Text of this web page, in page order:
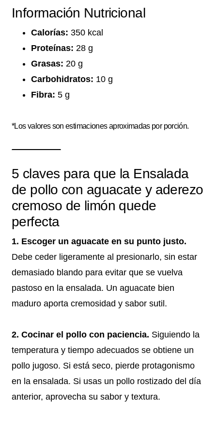
Información Nutricional
Calorías: 350 kcal
Proteínas: 28 g
Grasas: 20 g
Carbohidratos: 10 g
Fibra: 5 g
*Los valores son estimaciones aproximadas por porción.
5 claves para que la Ensalada
de pollo con aguacate y aderezo
cremoso de limón quede
perfecta
1. Escoger un aguacate en su punto justo.
Debe ceder ligeramente al presionarlo, sin estar
demasiado blando para evitar que se vuelva
pastoso en la ensalada. Un aguacate bien
maduro aporta cremosidad y sabor sutil.
2. Cocinar el pollo con paciencia. Siguiendo la
temperatura y tiempo adecuados se obtiene un
pollo jugoso. Si está seco, pierde protagonismo
en la ensalada. Si usas un pollo rostizado del día
anterior, aprovecha su sabor y textura.